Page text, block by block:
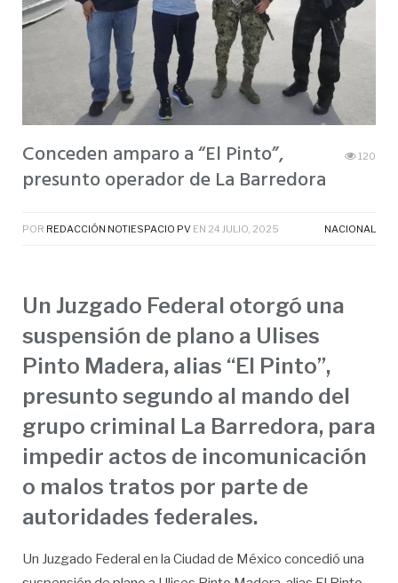
Conceden amparo a “El Pinto”,
presunto operador de La Barredora
120
POR REDACCIÓN NOTIESPACIO PV EN 24 JULIO, 2025 NACIONAL
Un Juzgado Federal otorgó una
suspensión de plano a Ulises
Pinto Madera, alias “El Pinto”,
presunto segundo al mando del
grupo criminal La Barredora, para
impedir actos de incomunicación
o malos tratos por parte de
autoridades federales.
Un Juzgado Federal en la Ciudad de México concedió una